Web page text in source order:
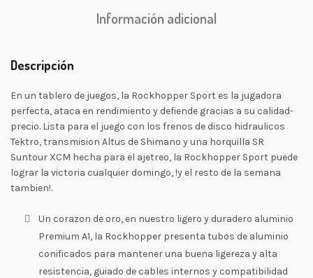
Información adicional
Descripción
En un tablero de juegos, la Rockhopper Sport es la jugadora
perfecta, ataca en rendimiento y defiende gracias a su calidad-
precio. Lista para el juego con los frenos de disco hidraulicos
Tektro, transmision Altus de Shimano y una horquilla SR
Suntour XCM hecha para el ajetreo, la Rockhopper Sport puede
lograr la victoria cualquier domingo, !y el resto de la semana
tambien!.
Un corazon de oro, en nuestro ligero y duradero aluminio
Premium A1, la Rockhopper presenta tubos de aluminio
conificados para mantener una buena ligereza y alta
resistencia, guiado de cables internos y compatibilidad